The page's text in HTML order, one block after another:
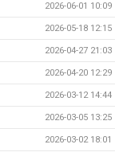
2026-06-01 10:09
2026-05-18 12:15
2026-04-27 21:03
2026-04-20 12:29
2026-03-12 14:44
2026-03-05 13:25
2026-03-02 18:01